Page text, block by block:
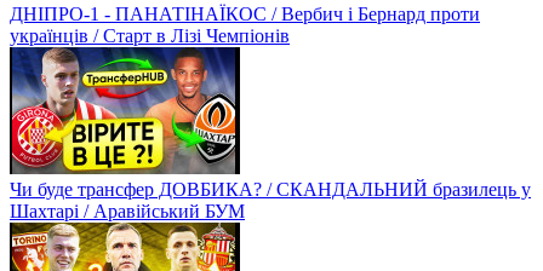
ДНІПРО-1 - ПАНАТІНАЇКОС / Вербич і Бернард проти
українців / Старт в Лізі Чемпіонів
Чи буде трансфер ДОВБИКА? / СКАНДАЛЬНИЙ бразилець у
Шахтарі / Аравійський БУМ